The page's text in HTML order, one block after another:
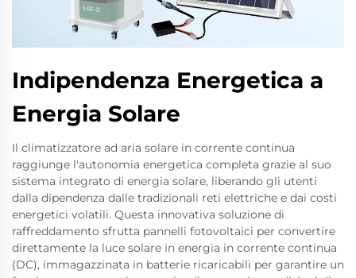
Indipendenza Energetica a
Energia Solare
Il climatizzatore ad aria solare in corrente continua
raggiunge l'autonomia energetica completa grazie al suo
sistema integrato di energia solare, liberando gli utenti
dalla dipendenza dalle tradizionali reti elettriche e dai costi
energetici volatili. Questa innovativa soluzione di
raffreddamento sfrutta pannelli fotovoltaici per convertire
direttamente la luce solare in energia in corrente continua
(DC), immagazzinata in batterie ricaricabili per garantire un